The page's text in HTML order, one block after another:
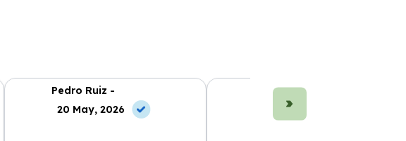
Pedro Ruiz -
20 May, 2026
Marta Fernández -
10 Jul, 2026